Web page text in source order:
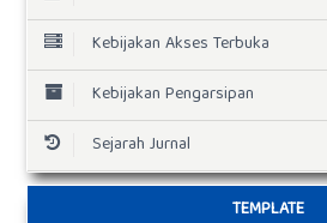
Kebijakan Akses Terbuka
Kebijakan Pengarsipan
Sejarah Jurnal
TEMPLATE